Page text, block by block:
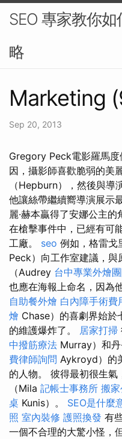
SEO 專家教你
略
Marketing
Sep 20, 2013
Gregory Peck電影羅馬
因，攝影師喜歡脆弱的美
（Hepburn），然後與導
他讓絲帶繼續嚮導演展示
麗·赫本贏得了安娜公主的
在槍擊事件中，已經有可
工廠。 seo 例如，格雷戈
Peck）向工作室建議，與
（Audrey 台中專業外燴
也應在海報上命名，因為
自助餐外燴 白內障手術費
燴 Chase）的喜劇界始於
的維護爆炸了。 居家打掃
中撥筋療法 Murray）和
費律師詢問 Aykroyd）的
的人物。 彼得最初很生
（Mila 記帳士事務所 搬
桌 Kunis）。 SEO是什麼
照 室內裝修 護照換發 有
一個不合理的大驚小怪，